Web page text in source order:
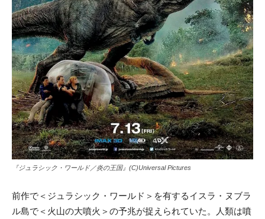
『ジュラシック・ワールド／炎の王国』(C)Universal Pictures
前作で＜ジュラシック・ワールド＞を有するイスラ・ヌブラ
ル島で＜火山の大噴火＞の予兆が捉えられていた。人類は噴